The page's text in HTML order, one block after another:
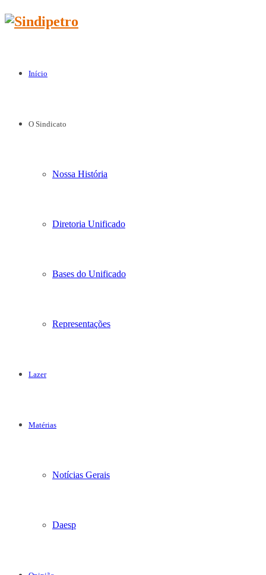
Início
O Sindicato
Nossa História
Diretoria Unificado
Bases do Unificado
Representações
Lazer
Matérias
Notícias Gerais
Daesp